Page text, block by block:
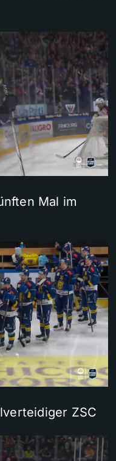
Mal im
ZSC